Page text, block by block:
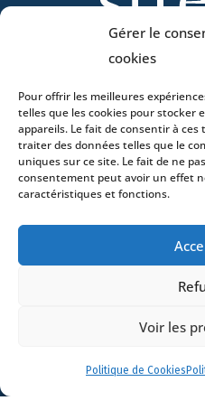
Gérer le
cookies
Pour offrir les meilleures
telles que les cookies pour stocker
appareils. Le fait de consentir à
traiter des données telles que le
uniques sur ce site. Le fait de ne
consentement peut avoir un effet
caractéristiques et fonctions.
Voir les
Politique de Cookies